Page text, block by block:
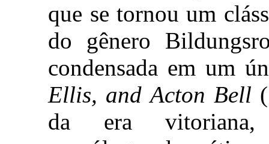
que se tornou um
do gênero
condensada em um
Ellis, and Acton Bell
da era vitoriana,